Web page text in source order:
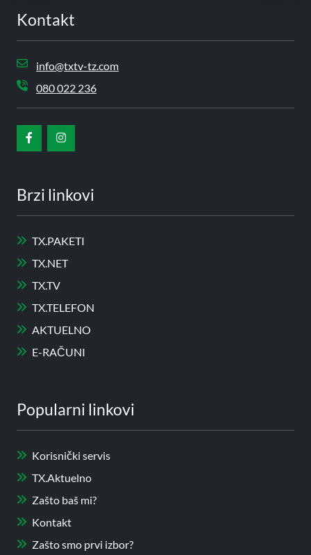
Kontakt
info@txtv-tz.com
080 022 236
Brzi linkovi
TX.PAKETI
TX.NET
TX.TV
TX.TELEFON
AKTUELNO
E-RAČUNI
Popularni linkovi
Korisnički servis
TX.Aktuelno
Zašto baš mi?
Kontakt
Zašto smo prvi izbor?